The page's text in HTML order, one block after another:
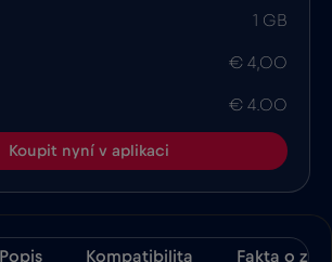
1 GB
€ 4,00
€ 4.00
Koupit nyní v aplikaci
Popis Kompatibilita Fakta o